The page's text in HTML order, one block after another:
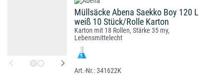
Müllsäcke Abena Saekko Boy 120 L
weiß 10 Stück/Rolle Karton
Karton mit 18 Rollen, Stärke 35 my,
Lebensmittelecht
341622K